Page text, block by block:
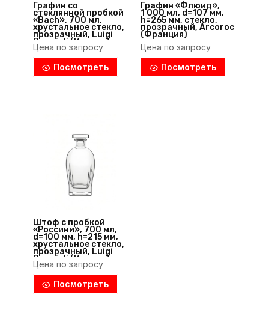
Графин со
стеклянной пробкой
«Bach», 700 мл,
хрустальное стекло,
прозрачный, Luigi
Bormioli (Италия)
Цена по запросу
Посмотреть
Графин «Флюид»,
1 000 мл, d=107 мм,
h=265 мм, стекло,
прозрачный, Arcoroc
(Франция)
Цена по запросу
Посмотреть
Штоф с пробкой
«Россини», 700 мл,
d=100 мм, h=215 мм,
хрустальное стекло,
прозрачный, Luigi
Bormioli (Италия)
Цена по запросу
Посмотреть